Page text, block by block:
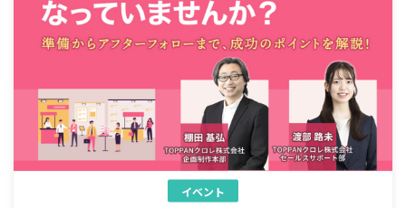
イベント